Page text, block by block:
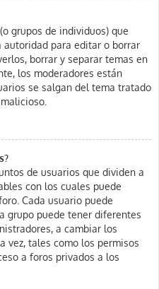
grupos de individuos) que
autoridad para editar o borrar
borrar y separar temas en
los moderadores están
se salgan del tema tratado
de usuarios que dividen a
con los cuales puede
Cada usuario puede
grupo puede tener diferentes
a cambiar los
vez, tales como los permisos
a foros privados a los